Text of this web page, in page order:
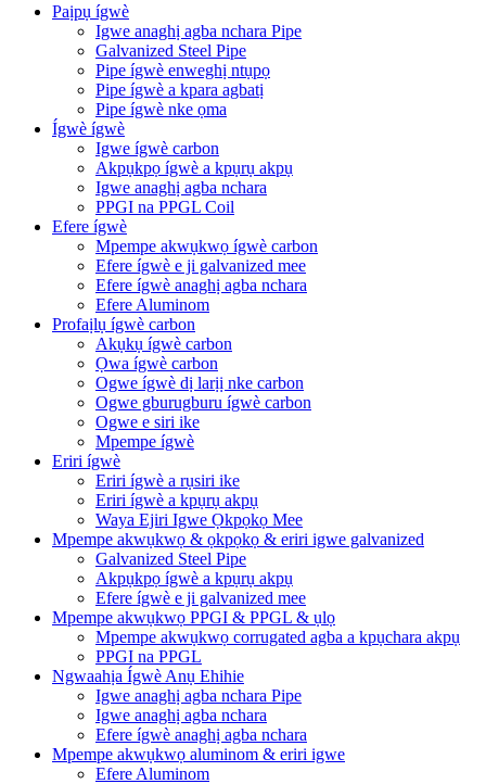
Paịpụ ígwè
Igwe anaghị agba nchara Pipe
Galvanized Steel Pipe
Pipe ígwè enweghị ntụpọ
Pipe ígwè a kpara agbatị
Pipe ígwè nke ọma
Ígwè ígwè
Igwe ígwè carbon
Akpụkpọ ígwè a kpụrụ akpụ
Igwe anaghị agba nchara
PPGI na PPGL Coil
Efere ígwè
Mpempe akwụkwọ ígwè carbon
Efere ígwè e ji galvanized mee
Efere ígwè anaghị agba nchara
Efere Aluminom
Profaịlụ ígwè carbon
Akụkụ ígwè carbon
Ọwa ígwè carbon
Ogwe ígwè dị larịị nke carbon
Ogwe gburugburu ígwè carbon
Ogwe e siri ike
Mpempe ígwè
Eriri ígwè
Eriri ígwè a rụsiri ike
Eriri ígwè a kpụrụ akpụ
Waya Ejiri Igwe Ọkpọkọ Mee
Mpempe akwụkwọ & ọkpọkọ & eriri igwe galvanized
Galvanized Steel Pipe
Akpụkpọ ígwè a kpụrụ akpụ
Efere ígwè e ji galvanized mee
Mpempe akwụkwọ PPGI & PPGL & ụlọ
Mpempe akwụkwọ corrugated agba a kpụchara akpụ
PPGI na PPGL
Ngwaahịa Ígwè Anụ Ehihie
Igwe anaghị agba nchara Pipe
Igwe anaghị agba nchara
Efere ígwè anaghị agba nchara
Mpempe akwụkwọ aluminom & eriri igwe
Efere Aluminom